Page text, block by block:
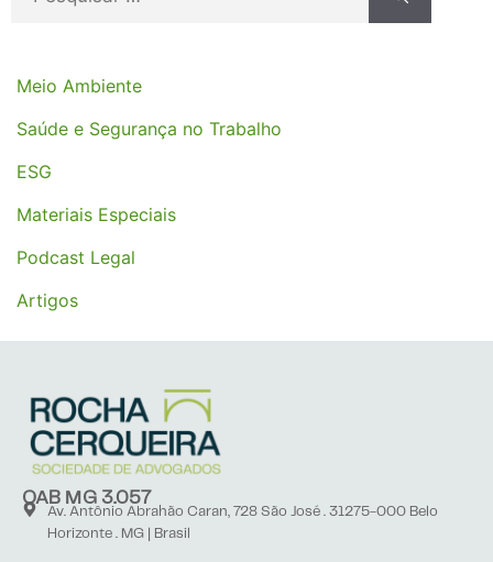
Meio Ambiente
Saúde e Segurança no Trabalho
ESG
Materiais Especiais
Podcast Legal
Artigos
OAB MG 3.057
Av. Antônio Abrahão Caran, 728 São José . 31275-000 Belo
Horizonte . MG | Brasil